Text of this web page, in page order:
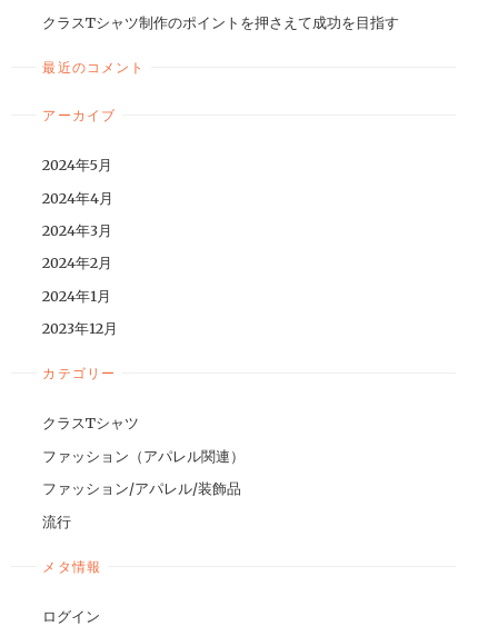
クラスTシャツ制作のポイントを押さえて成功を目指す
最近のコメント
アーカイブ
2024年5月
2024年4月
2024年3月
2024年2月
2024年1月
2023年12月
カテゴリー
クラスTシャツ
ファッション（アパレル関連）
ファッション/アパレル/装飾品
流行
メタ情報
ログイン